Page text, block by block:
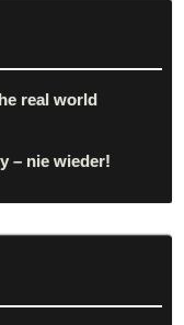
real world
– nie wieder!